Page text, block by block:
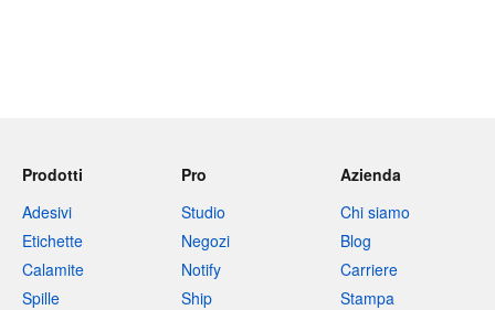
Prodotti
Adesivi
Etichette
Calamite
Spille
Pro
Studio
Negozi
Notify
Ship
Azienda
Chi siamo
Blog
Carriere
Stampa